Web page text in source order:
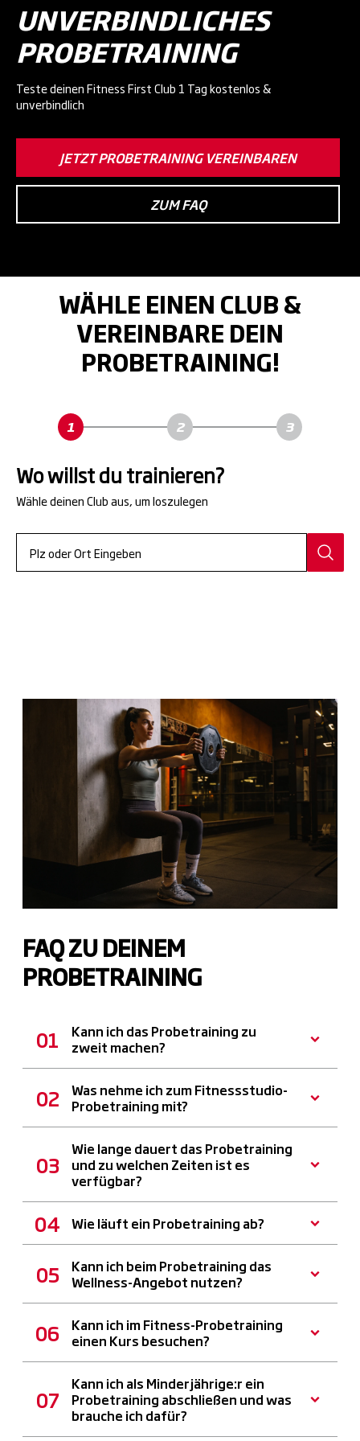
UNVERBINDLICHES
PROBETRAINING
Teste deinen Fitness First Club 1 Tag kostenlos &
unverbindlich
JETZT PROBETRAINING VEREINBAREN
ZUM FAQ
WÄHLE EINEN CLUB &
VEREINBARE DEIN
PROBETRAINING!
Wo willst du trainieren?
Wähle deinen Club aus, um loszulegen
FAQ ZU DEINEM
PROBETRAINING
Kann ich das Probetraining zu
zweit machen?
Was nehme ich zum Fitnessstudio-
Probetraining mit?
Wie lange dauert das Probetraining
und zu welchen Zeiten ist es
verfügbar?
Wie läuft ein Probetraining ab?
Kann ich beim Probetraining das
Wellness-Angebot nutzen?
Kann ich im Fitness-Probetraining
einen Kurs besuchen?
Kann ich als Minderjährige:r ein
Probetraining abschließen und was
brauche ich dafür?